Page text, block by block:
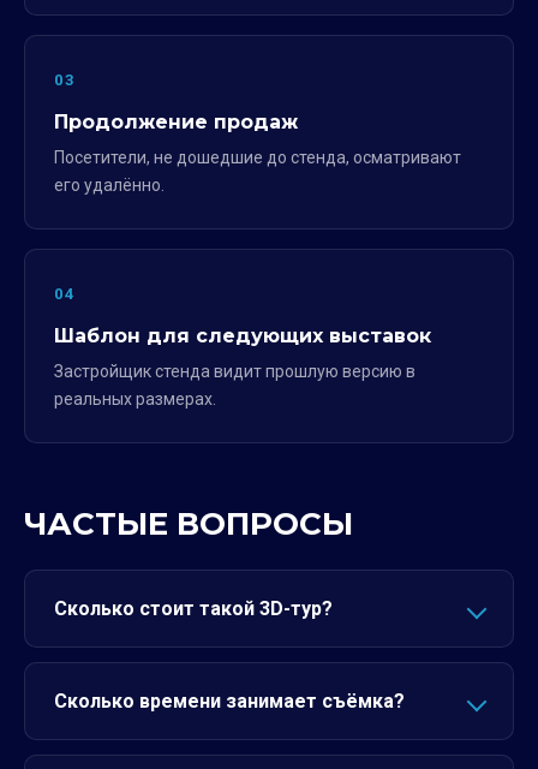
03
Продолжение продаж
Посетители, не дошедшие до стенда, осматривают
его удалённо.
04
Шаблон для следующих выставок
Застройщик стенда видит прошлую версию в
реальных размерах.
ЧАСТЫЕ ВОПРОСЫ
Сколько стоит такой 3D-тур?
Сколько времени занимает съёмка?